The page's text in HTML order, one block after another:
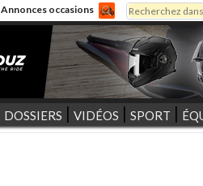
Annonces occasions
Formulaire
Rechercher
DOSSIERS VIDÉOS SPORT